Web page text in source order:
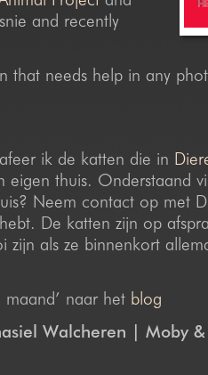
and recently
that needs help in any
ik de katten die in
eigen thuis. Onderstaand
Neem contact op met
De katten zijn op
zijn als ze binnenkort
naar het blog
Walcheren | Moby